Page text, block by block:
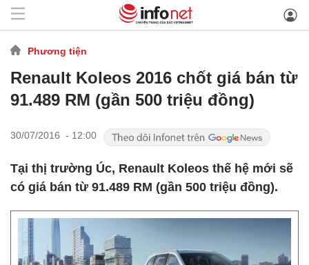
Phương tiện
Renault Koleos 2016 chốt giá bán từ
91.489 RM (gần 500 triệu đồng)
30/07/2016 - 12:00
Tại thị trường Úc, Renault Koleos thế hệ mới sẽ
có giá bán từ 91.489 RM (gần 500 triệu đồng).